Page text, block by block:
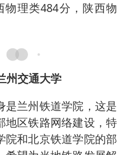
物理类484分，陕西物
州交通大学
是兰州铁道学院，这是
地区铁路网络建设，特
院和北京铁道学院的部